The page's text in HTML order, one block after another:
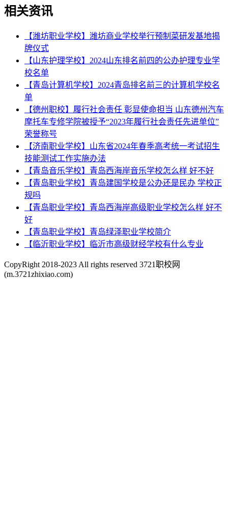
相关资讯
【潍坊职业学校】潍坊商业学校举行预制菜研发基地揭
牌仪式
【山东护理学校】2024山东排名前四的公办护理专业学
校名单
【青岛计算机学校】2024青岛排名前三的计算机学校名
单
【德州职校】履行社会责任 彰显使命担当 山东德州汽车
摩托车专修学院被授予“2023年履行社会责任先进单位”
荣誉称号
【济南职业学校】山东省2024年春季高考统一考试招生
技能测试工作实施办法
【青岛音乐学校】青岛西海岸音乐学校怎么样 好不好
【青岛职业学校】青岛建国学校是公办还是民办 学校正
规吗
【青岛职业学校】青岛西海岸高级职业学校怎么样 好不
好
【青岛职业学校】青岛绿泽职业学校简介
【临沂职业学校】临沂市高级财经学校有什么专业
CopyRight 2018-2023 All rights reserved 3721职校网
(m.3721zhixiao.com)